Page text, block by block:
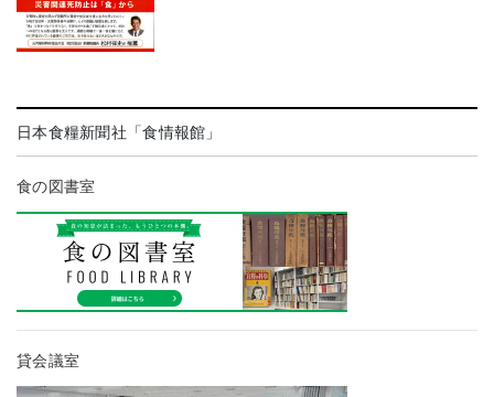
日本食糧新聞社「食情報館」
食の図書室
貸会議室